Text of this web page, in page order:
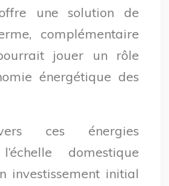
une solution de
complémentaire
jouer un rôle
énergétique des
ces énergies
domestique
investissement initial